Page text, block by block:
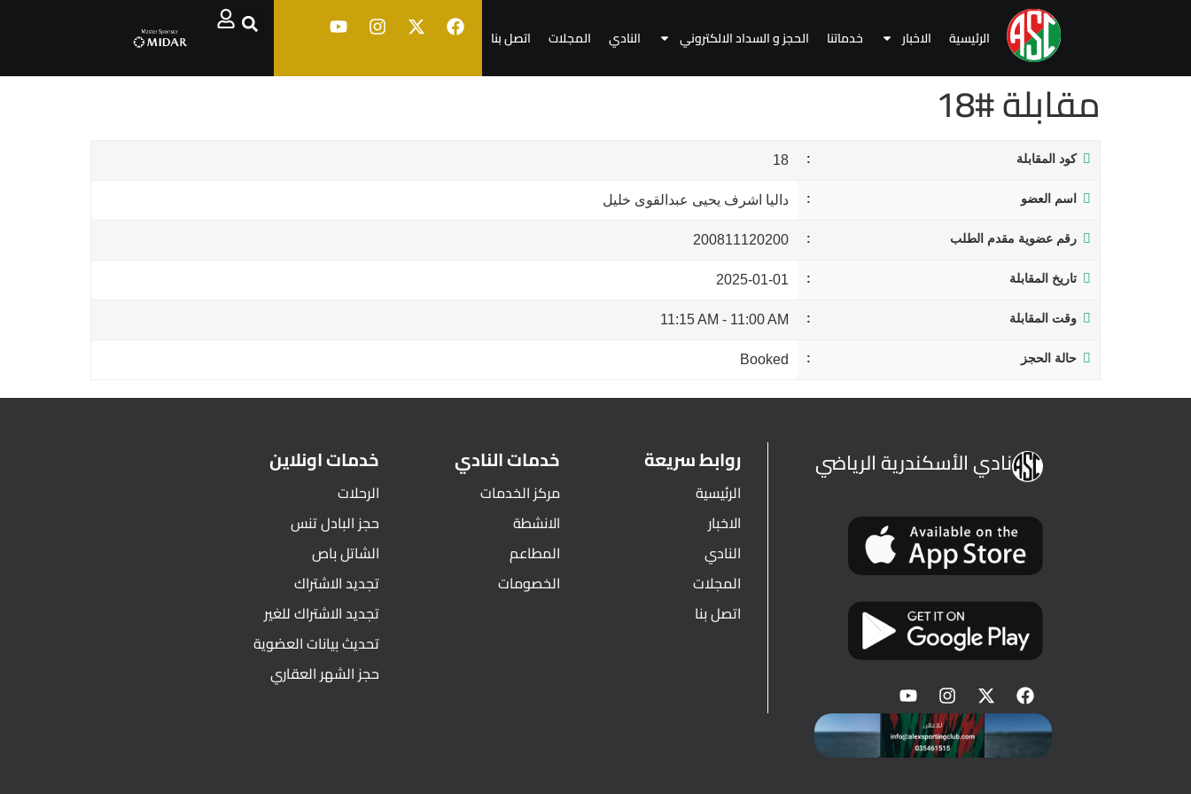
الرئيسية الاخبار خدماتنا الحجز و السداد الالكتروني النادي المجلات اتصل بنا
مقابلة #18
كود المقابلة 18
اسم العضو داليا اشرف يحيى عبدالقوى خليل
رقم عضوية مقدم الطلب 200811120200
تاريخ المقابلة 2025-01-01
وقت المقابلة 11:00 AM
-
11:15 AM
حالة الحجز Booked
نادي الأسكندرية الرياضي روابط سريعة
الرئيسية
الاخبار
النادي
المجلات
اتصل بنا
خدمات النادي
مركز الخدمات
الانشطة
المطاعم
الخصومات
خدمات اونلاين
الرحلات
حجز البادل تنس
الشاتل باص
تجديد الاشتراك
تجديد الاشتراك للغير
تحديث بيانات العضوية
حجز الشهر العقاري